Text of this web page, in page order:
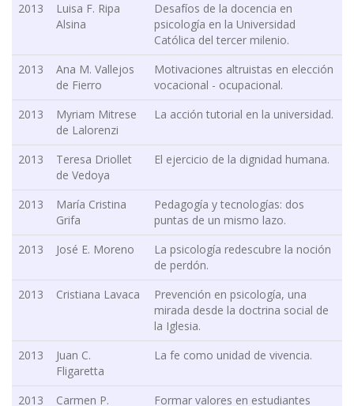
2013
Luisa F. Ripa
Alsina
Desafíos de la docencia en
psicología en la Universidad
Católica del tercer milenio.
2013
Ana M. Vallejos
de Fierro
Motivaciones altruistas en elección
vocacional - ocupacional.
2013
Myriam Mitrese
de Lalorenzi
La acción tutorial en la universidad.
2013
Teresa Driollet
de Vedoya
El ejercicio de la dignidad humana.
2013
María Cristina
Grifa
Pedagogía y tecnologías: dos
puntas de un mismo lazo.
2013
José E. Moreno
La psicología redescubre la noción
de perdón.
2013
Cristiana Lavaca
Prevención en psicología, una
mirada desde la doctrina social de
la Iglesia.
2013
Juan C.
Fligaretta
La fe como unidad de vivencia.
2013
Carmen P.
Formar valores en estudiantes